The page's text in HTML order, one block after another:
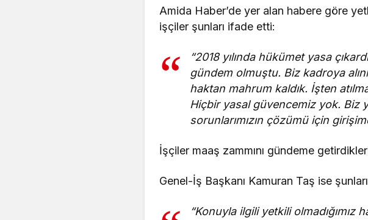
Amida Haber’de yer alan habere göre
işçiler şunları ifade etti:
“2018 yılında hükümet yasa
gündem olmuştu. Biz kadroya
haktan mahrum kaldık. İşten
Hiçbir yasal güvencemiz yok. Biz
sorunlarımızın çözümü için
İşçiler maaş zammını gündeme
Genel-İş Başkanı Kamuran Taş ise
“Konuyla ilgili yetkili